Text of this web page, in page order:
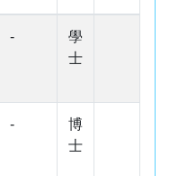
-
學
士
-
博
士